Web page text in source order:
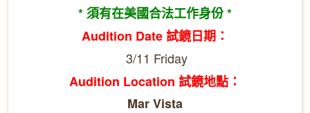
* 須有在美國合法工作身份 *
Audition Date 試鏡日期：
3/11 Friday
Audition Location 試鏡地點：
Mar Vista